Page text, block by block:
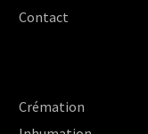
Contact
Crémation